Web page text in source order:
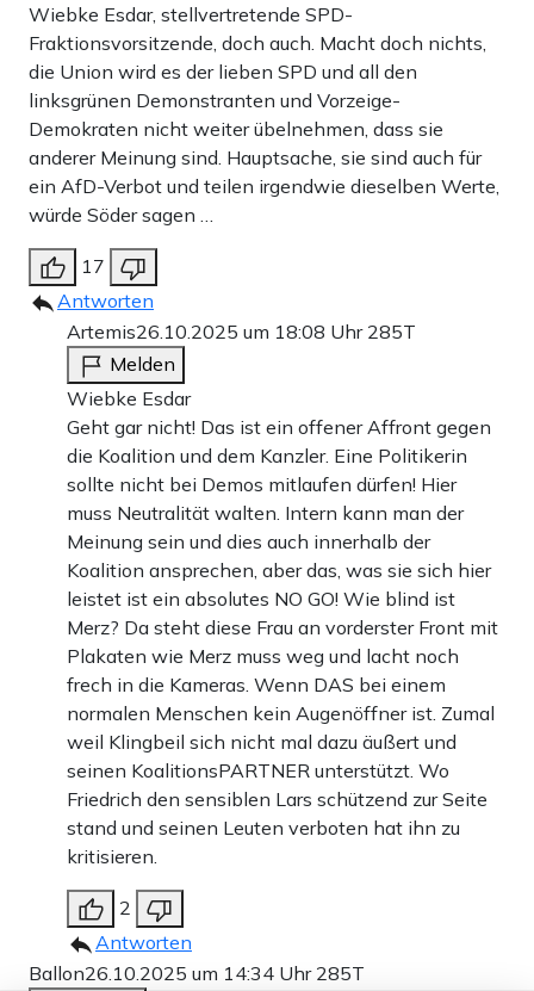
Wiebke Esdar, stellvertretende SPD-
Fraktionsvorsitzende, doch auch. Macht doch nichts,
die Union wird es der lieben SPD und all den
linksgrünen Demonstranten und Vorzeige-
Demokraten nicht weiter übelnehmen, dass sie
anderer Meinung sind. Hauptsache, sie sind auch für
ein AfD-Verbot und teilen irgendwie dieselben Werte,
würde Söder sagen …
17
Antworten
Artemis26.10.2025 um 18:08 Uhr 285T
Melden
Wiebke Esdar
Geht gar nicht! Das ist ein offener Affront gegen
die Koalition und dem Kanzler. Eine Politikerin
sollte nicht bei Demos mitlaufen dürfen! Hier
muss Neutralität walten. Intern kann man der
Meinung sein und dies auch innerhalb der
Koalition ansprechen, aber das, was sie sich hier
leistet ist ein absolutes NO GO! Wie blind ist
Merz? Da steht diese Frau an vorderster Front mit
Plakaten wie Merz muss weg und lacht noch
frech in die Kameras. Wenn DAS bei einem
normalen Menschen kein Augenöffner ist. Zumal
weil Klingbeil sich nicht mal dazu äußert und
seinen KoalitionsPARTNER unterstützt. Wo
Friedrich den sensiblen Lars schützend zur Seite
stand und seinen Leuten verboten hat ihn zu
kritisieren.
2
Antworten
Ballon26.10.2025 um 14:34 Uhr 285T